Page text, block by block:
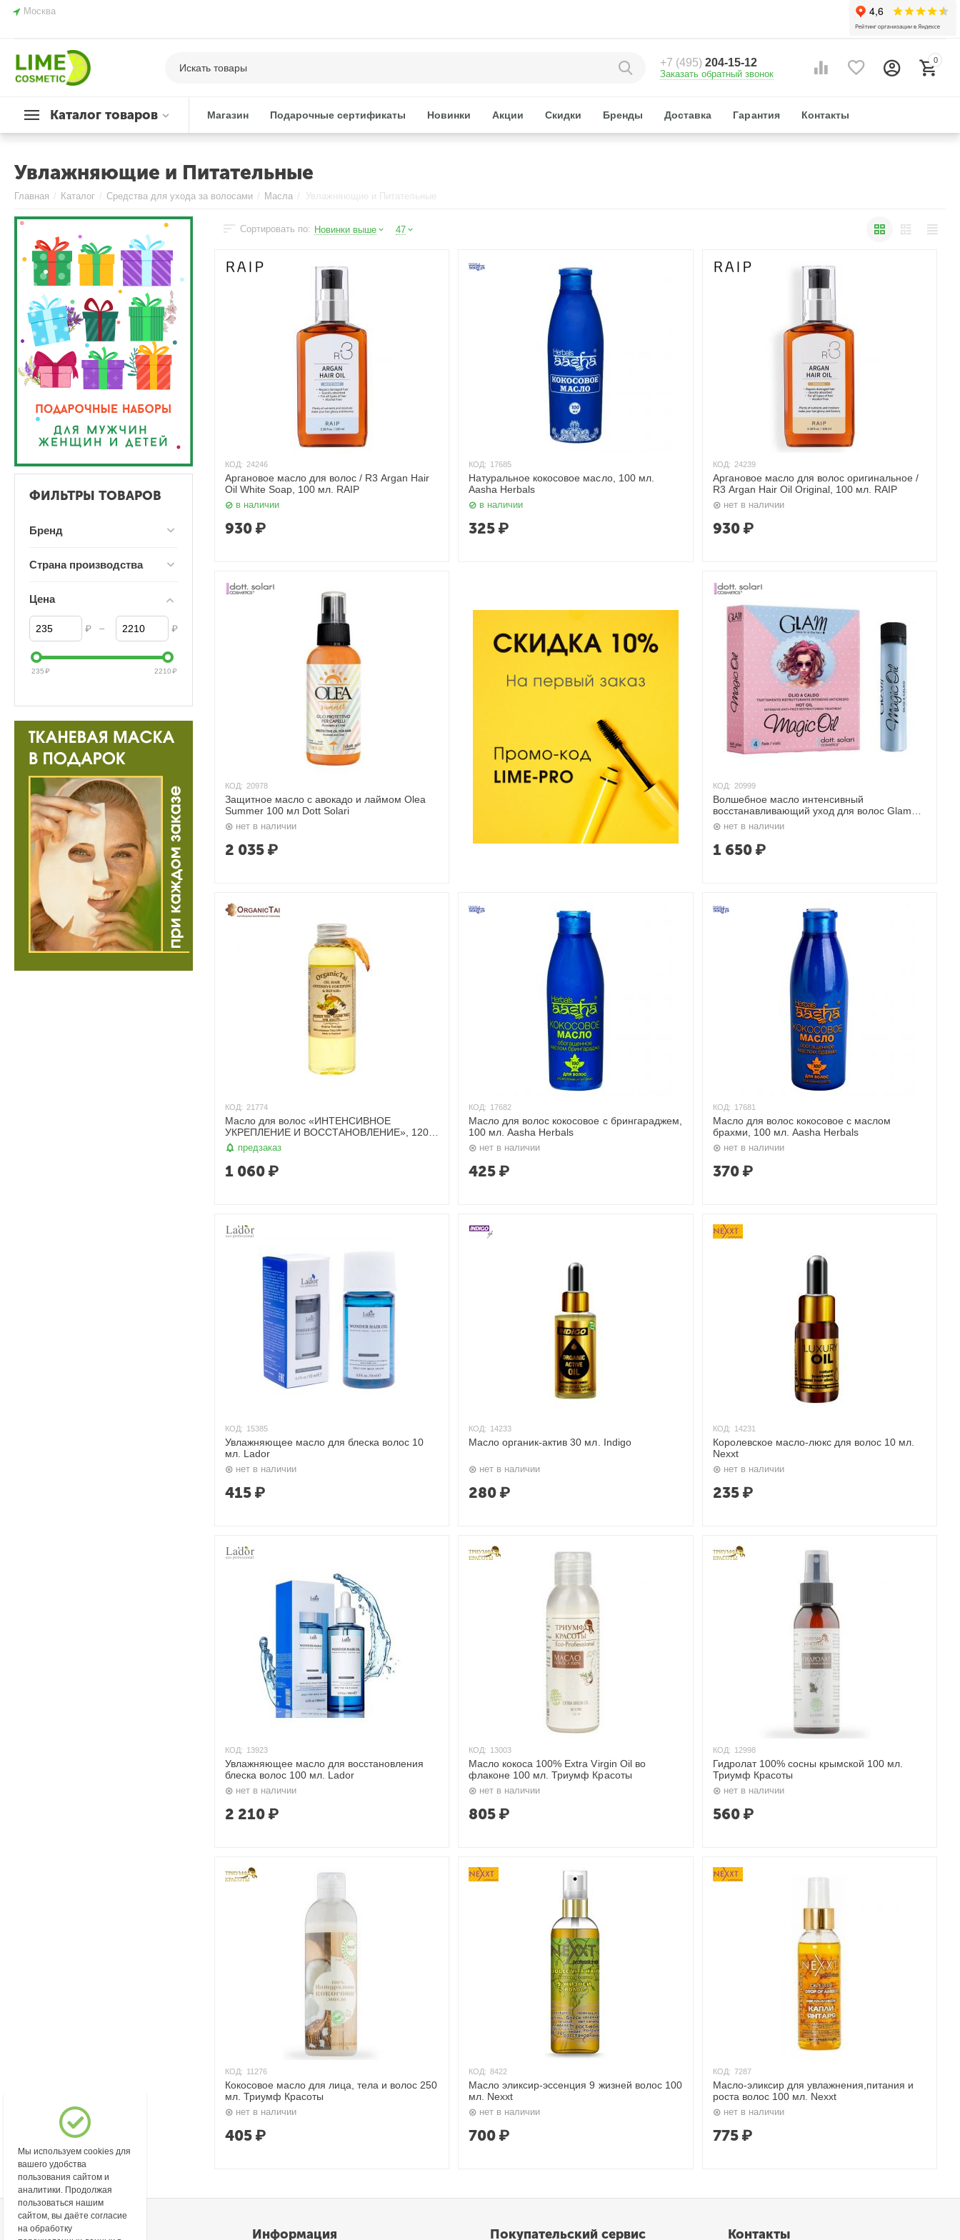
Москва
+7 (495)204-15-12
Заказать обратный звонок
0
Каталог товаров Магазин Подарочные сертификаты Новинки Акции Скидки Бренды Доставка Гарантия Контакты
Увлажняющие и Питательные
Главная / Каталог / Средства для ухода за волосами / Масла / Увлажняющие и Питательные
Сортировать по: Новинки выше 47
КОД: 24246
Аргановое масло для волос / R3 Argan Hair
Oil White Soap, 100 мл. RAIP
в наличии
930 ₽
КОД: 17685
Натуральное кокосовое масло, 100 мл.
Aasha Herbals
в наличии
325 ₽
КОД: 24239
Аргановое масло для волос оригинальное /
R3 Argan Hair Oil Original, 100 мл. RAIP
нет в наличии
930 ₽
КОД: 20978
Защитное масло с авокадо и лаймом Olea
Summer 100 мл Dott Solari
нет в наличии
2 035 ₽
КОД: 20999
Волшебное масло интенсивный
восстанавливающий уход для волос Glam
Magic Oil 4 x 10 мл Dott Solari
нет в наличии
1 650 ₽
КОД: 21774
Масло для волос «ИНТЕНСИВНОЕ
УКРЕПЛЕНИЕ И ВОССТАНОВЛЕНИЕ», 120
мл. OrganicTai
предзаказ
1 060 ₽
КОД: 17682
Масло для волос кокосовое с брингараджем,
100 мл. Aasha Herbals
нет в наличии
425 ₽
КОД: 17681
Масло для волос кокосовое с маслом
брахми, 100 мл. Aasha Herbals
нет в наличии
370 ₽
КОД: 15385
Увлажняющее масло для блеска волос 10
мл. Lador
нет в наличии
415 ₽
КОД: 14233
Масло органик-актив 30 мл. Indigo
нет в наличии
280 ₽
КОД: 14231
Королевское масло-люкс для волос 10 мл.
Nexxt
нет в наличии
235 ₽
КОД: 13923
Увлажняющее масло для восстановления
блеска волос 100 мл. Lador
нет в наличии
2 210 ₽
КОД: 13003
Масло кокоса 100% Extra Virgin Oil во
флаконе 100 мл. Триумф Красоты
нет в наличии
805 ₽
КОД: 12998
Гидролат 100% сосны крымской 100 мл.
Триумф Красоты
нет в наличии
560 ₽
КОД: 11276
Кокосовое масло для лица, тела и волос 250
мл. Триумф Красоты
нет в наличии
405 ₽
КОД: 8422
Масло эликсир-эссенция 9 жизней волос 100
мл. Nexxt
нет в наличии
700 ₽
КОД: 7287
Масло-эликсир для увлажнения,питания и
роста волос 100 мл. Nexxt
нет в наличии
775 ₽
ФИЛЬТРЫ ТОВАРОВ
Бренд
Страна производства
Цена
₽ – ₽
235₽ 2210₽
Моя учетная запись Информация Покупательский сервис Контакты
Мы используем cookies для
вашего удобства
пользования сайтом и
аналитики. Продолжая
пользоваться нашим
сайтом, вы даёте согласие
на обработку